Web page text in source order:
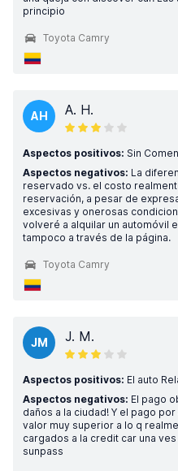
principio
Toyota Camry
AH A. H.
Aspectos positivos: Sin
Aspectos negativos: La
reservado vs. el costo
reservación, a pesar de
excesivas y onerosas
volveré a alquilar un automóvil
tampoco a través de la página.
Toyota Camry
JM J. M.
Aspectos positivos: El auto
Aspectos negativos: El pago
daños a la ciudad! Y el pago
valor muy superior a lo q
cargados a la credit car una
sunpass